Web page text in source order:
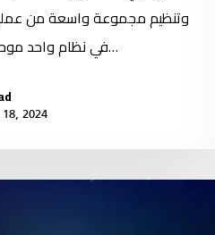
وتنظيم مجموعة واسعة من
في نظام واحد موحد. يتميز نظام…
2024